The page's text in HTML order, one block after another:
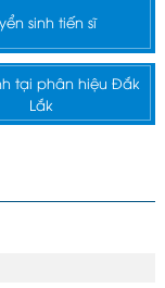
sinh tiến sĩ
tại phân hiệu Đắk
Lắk